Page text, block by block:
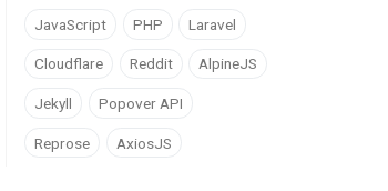
JavaScript PHP Laravel
Cloudflare Reddit AlpineJS
Jekyll Popover API
Reprose AxiosJS